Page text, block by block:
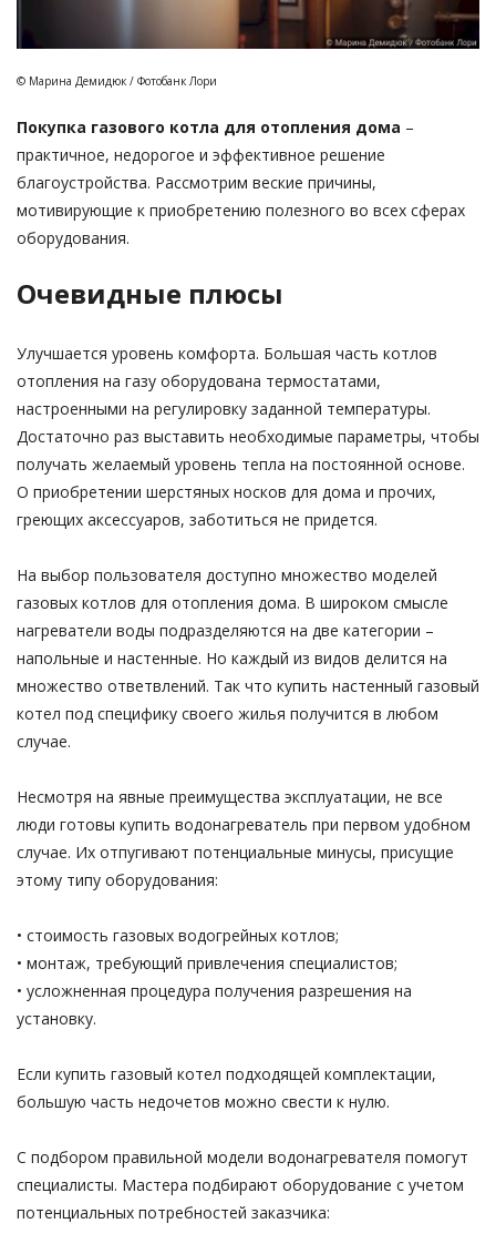
© Марина Демидюк / Фотобанк Лори
Покупка газового котла для отопления дома –
практичное, недорогое и эффективное решение
благоустройства. Рассмотрим веские причины,
мотивирующие к приобретению полезного во всех сферах
оборудования.
Очевидные плюсы
Улучшается уровень комфорта. Большая часть котлов
отопления на газу оборудована термостатами,
настроенными на регулировку заданной температуры.
Достаточно раз выставить необходимые параметры, чтобы
получать желаемый уровень тепла на постоянной основе.
О приобретении шерстяных носков для дома и прочих,
греющих аксессуаров, заботиться не придется.
На выбор пользователя доступно множество моделей
газовых котлов для отопления дома. В широком смысле
нагреватели воды подразделяются на две категории –
напольные и настенные. Но каждый из видов делится на
множество ответвлений. Так что купить настенный газовый
котел под специфику своего жилья получится в любом
случае.
Несмотря на явные преимущества эксплуатации, не все
люди готовы купить водонагреватель при первом удобном
случае. Их отпугивают потенциальные минусы, присущие
этому типу оборудования:
• стоимость газовых водогрейных котлов;
• монтаж, требующий привлечения специалистов;
• усложненная процедура получения разрешения на
установку.
Если купить газовый котел подходящей комплектации,
большую часть недочетов можно свести к нулю.
С подбором правильной модели водонагревателя помогут
специалисты. Мастера подбирают оборудование с учетом
потенциальных потребностей заказчика: